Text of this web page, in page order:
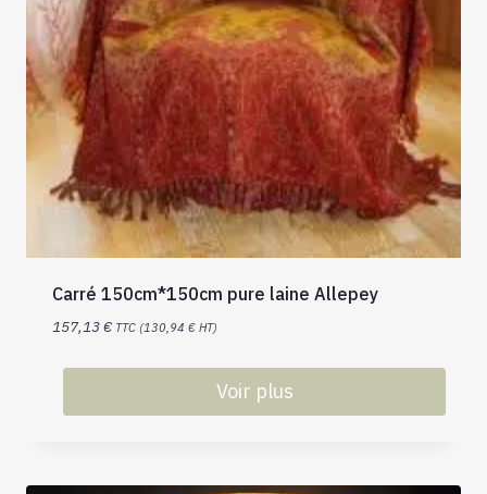
Carré 150cm*150cm pure laine Allepey
157,13€ TTC (130,94 € HT)
Voir plus